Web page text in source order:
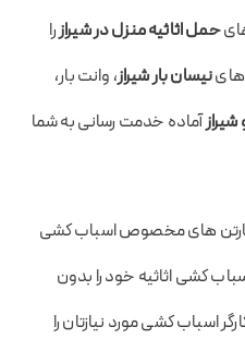
حمل اثاثیه منزل در شیرازرا
نیسان بار شیراز، وانت بار،
شیرازآماده خدمت رسانی به شما
های مخصوص اسباب کشی
کشی اثاثیه خود را بدون
اسباب کشی مورد نیازتان را